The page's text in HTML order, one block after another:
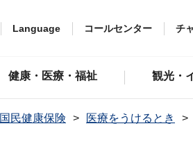
Language コールセンター チ
健康・医療・福祉 観光・
国民健康保険 医療をうけるとき